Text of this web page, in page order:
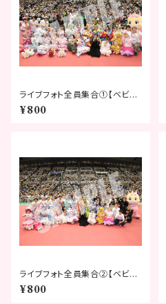
ライブフォト全員集合①【ベビタ
ピフェスティバル2026】
¥800
ライブフォト全員集合②【ベビタ
ピフェスティバル2026】
¥800